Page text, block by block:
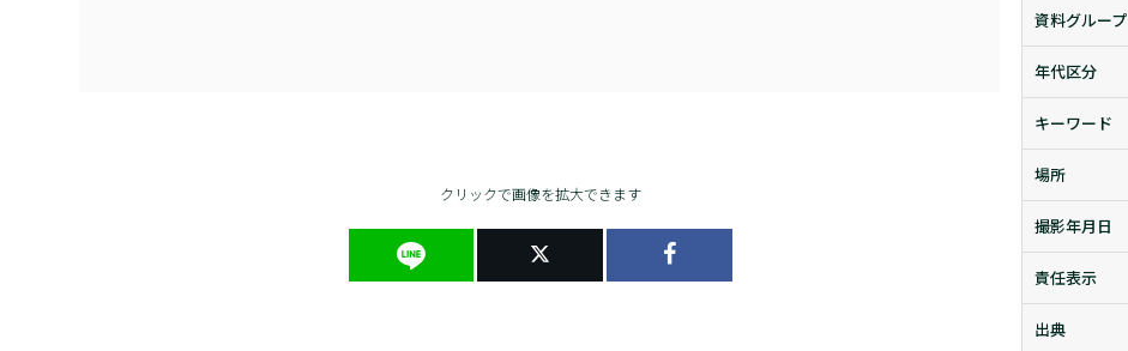
クリックで画像を拡大できます
資料グループ
年代区分
キーワード
場所
撮影年月日
責任表示
出典